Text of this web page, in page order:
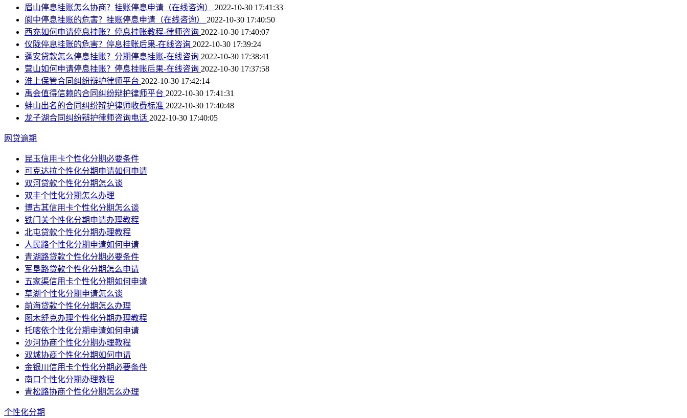
眉山停息挂账怎么协商？挂账停息申请（在线咨询） 2022-10-30 17:41:33
阆中停息挂账的危害？挂账停息申请（在线咨询） 2022-10-30 17:40:50
西充如何申请停息挂账？停息挂账教程-律师咨询 2022-10-30 17:40:07
仪陇停息挂账的危害？停息挂账后果-在线咨询 2022-10-30 17:39:24
蓬安贷款怎么停息挂账？分期停息挂账-在线咨询 2022-10-30 17:38:41
营山如何申请停息挂账？停息挂账后果-在线咨询 2022-10-30 17:37:58
淮上保管合同纠纷辩护律师平台 2022-10-30 17:42:14
禹会值得信赖的合同纠纷辩护律师平台 2022-10-30 17:41:31
蚌山出名的合同纠纷辩护律师收费标准 2022-10-30 17:40:48
龙子湖合同纠纷辩护律师咨询电话 2022-10-30 17:40:05
网贷逾期
昆玉信用卡个性化分期必要条件
可克达拉个性化分期申请如何申请
双河贷款个性化分期怎么谈
双丰个性化分期怎么办理
博古其信用卡个性化分期怎么谈
铁门关个性化分期申请办理教程
北屯贷款个性化分期办理教程
人民路个性化分期申请如何申请
青湖路贷款个性化分期必要条件
军垦路贷款个性化分期怎么申请
五家渠信用卡个性化分期如何申请
草湖个性化分期申请怎么谈
前海贷款个性化分期怎么办理
图木舒克办理个性化分期办理教程
托喀依个性化分期申请如何申请
沙河协商个性化分期办理教程
双城协商个性化分期如何申请
金银川信用卡个性化分期必要条件
南口个性化分期办理教程
青松路协商个性化分期怎么办理
个性化分期